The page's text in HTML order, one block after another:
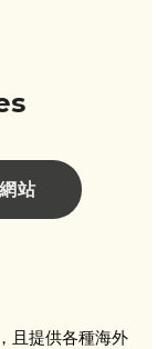
站
且提供各種海外